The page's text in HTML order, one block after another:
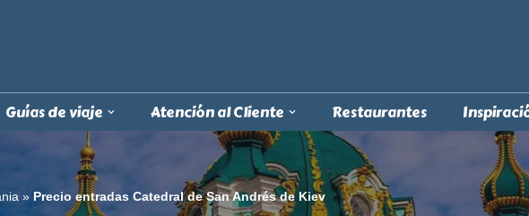
Guías de viaje Atención al Cliente Restaurantes
» Precio entradas Catedral de San Andrés de Kiev